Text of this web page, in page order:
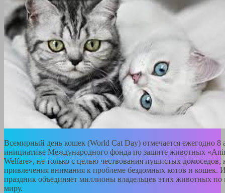
Всемирный день кошек (World Cat Day) отмечается ежегодно 8
инициативе Международного фонда по защите животных
Welfare», не только с целью чествования пушистых домоседов,
привлечения внимания к проблеме бездомных котов и кошек.
праздник объединяет миллионы владельцев этих животных по
миру.